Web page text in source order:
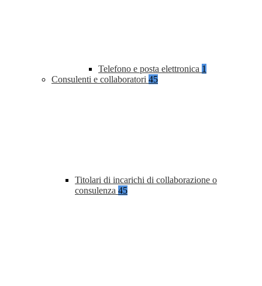
Telefono e posta elettronica 1
Consulenti e collaboratori 45
Titolari di incarichi di collaborazione o
consulenza 45